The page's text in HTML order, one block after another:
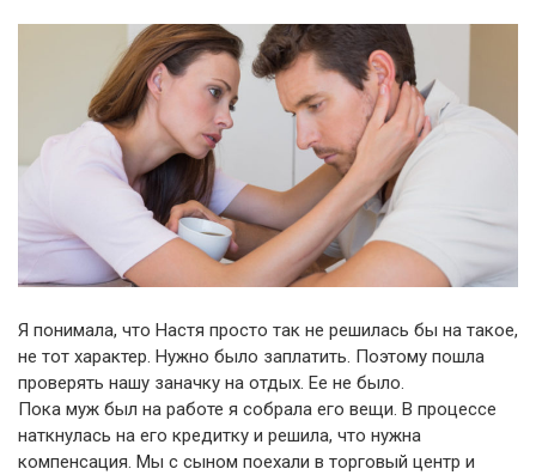
Я понимала, что Настя просто так не решилась бы на такое,
не тот характер. Нужно было заплатить. Поэтому пошла
проверять нашу заначку на отдых. Ее не было.
Пока муж был на работе я собрала его вещи. В процессе
наткнулась на его кредитку и решила, что нужна
компенсация. Мы с сыном поехали в торговый центр и